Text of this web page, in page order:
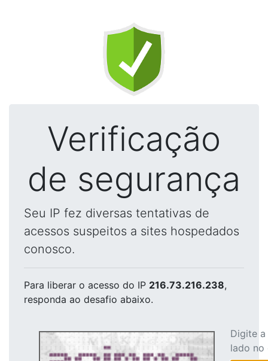
Verificação
de segurança
Seu IP fez diversas tentativas de
acessos suspeitos a sites hospedados
conosco.
Para liberar o acesso do IP 216.73.216.238,
responda ao desafio abaixo.
Digite
lado no